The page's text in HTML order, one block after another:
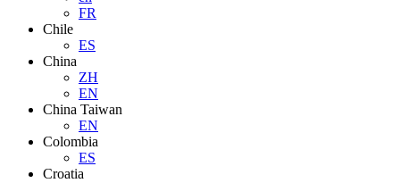
FR
Chile
ES
China
ZH
EN
China Taiwan
EN
Colombia
ES
Croatia